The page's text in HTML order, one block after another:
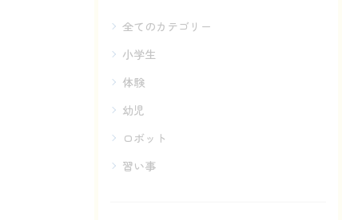
全てのカテゴリー
小学生
体験
幼児
ロボット
習い事